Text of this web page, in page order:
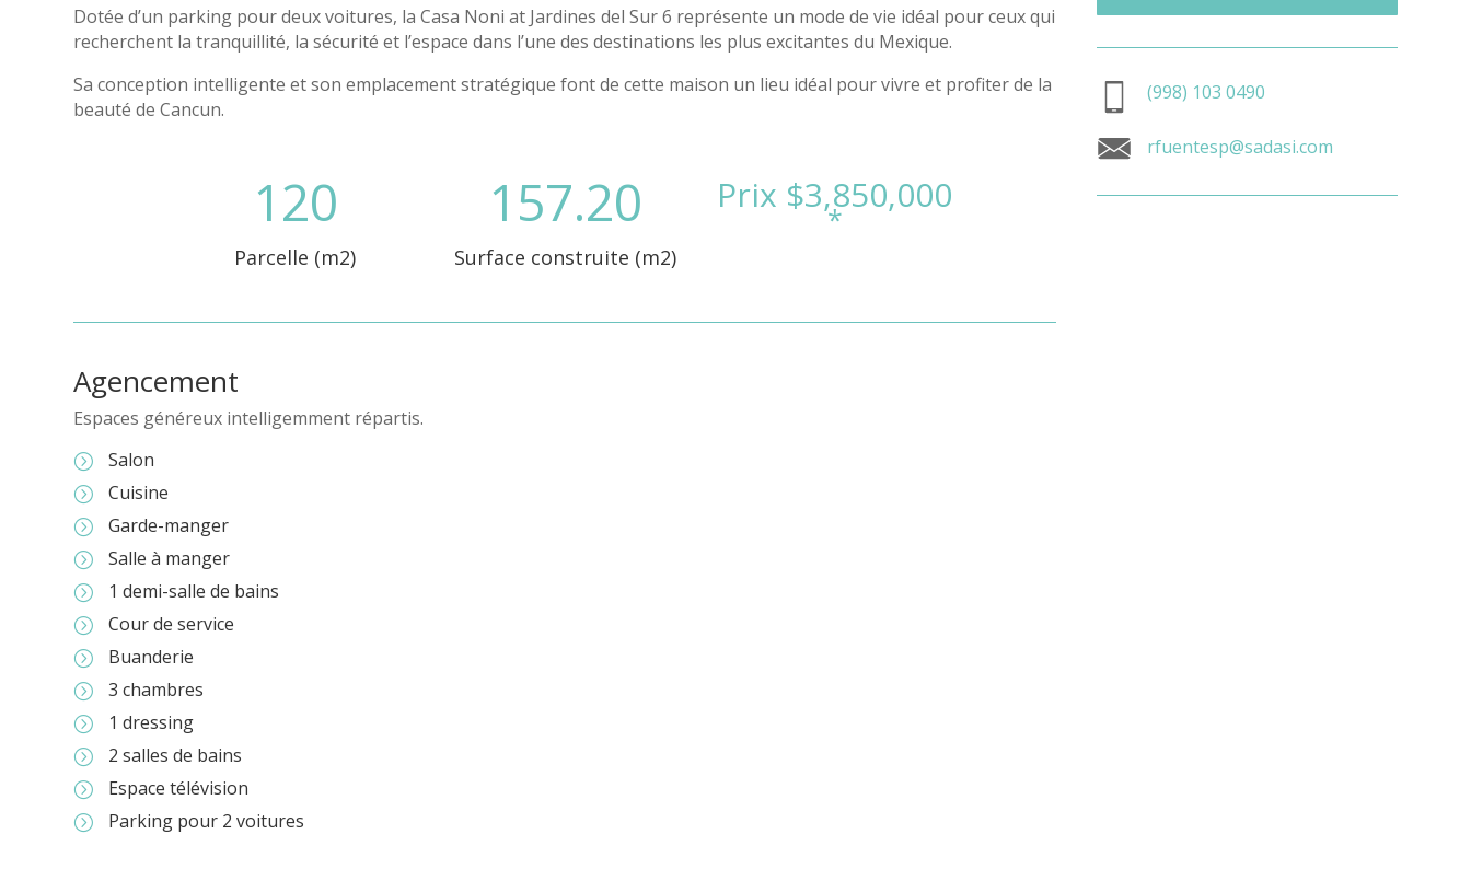
Dotée d’un parking pour deux voitures, la Casa Noni at Jardines del Sur 6 représente un mode de vie idéal pour ceux qui
recherchent la tranquillité, la sécurité et l’espace dans l’une des destinations les plus excitantes du Mexique.
Sa conception intelligente et son emplacement stratégique font de cette maison un lieu idéal pour vivre et profiter de la
beauté de Cancun.
120
Parcelle (m2)
157.20
Surface construite (m2)
Agencement
Espaces généreux intelligemment répartis.
= Salon
= Cuisine
= Garde-manger
= Salle à manger
= 1 demi-salle de bains
= Cour de service
= Buanderie
= 3 chambres
= 1 dressing
= 2 salles de bains
= Espace télévision
= Parking pour 2 voitures
(998) 103 0490
rfuentesp@sadasi.com